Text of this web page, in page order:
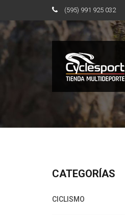
(595) 991 925 032
CATEGORÍAS
CICLISMO